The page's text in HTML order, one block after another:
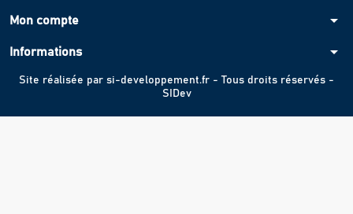
Mon compte arrow_drop_down
Informations arrow_drop_down
Site réalisée par si-developpement.fr - Tous droits réservés -
SIDev